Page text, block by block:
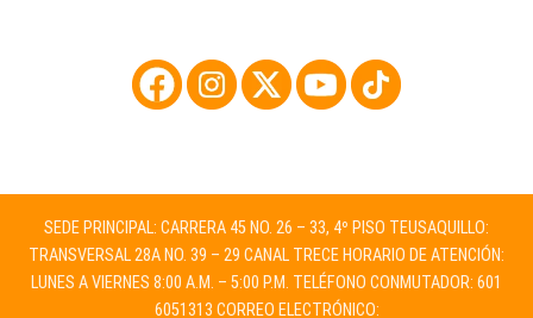
SEDE PRINCIPAL: CARRERA 45 NO. 26 – 33, 4º PISO TEUSAQUILLO:
TRANSVERSAL 28A NO. 39 – 29 CANAL TRECE HORARIO DE ATENCIÓN:
LUNES A VIERNES 8:00 A.M. – 5:00 P.M. TELÉFONO CONMUTADOR: 601
6051313 CORREO ELECTRÓNICO: